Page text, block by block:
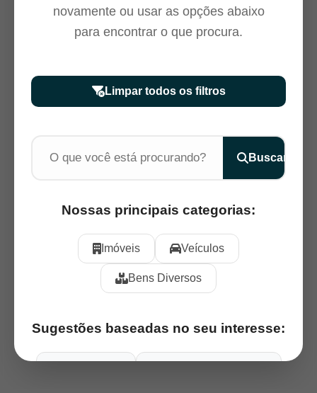
novamente ou usar as opções abaixo
para encontrar o que procura.
Limpar todos os filtros
Buscar
Nossas principais categorias:
Imóveis Veículos
Bens Diversos
Sugestões baseadas no seu interesse: